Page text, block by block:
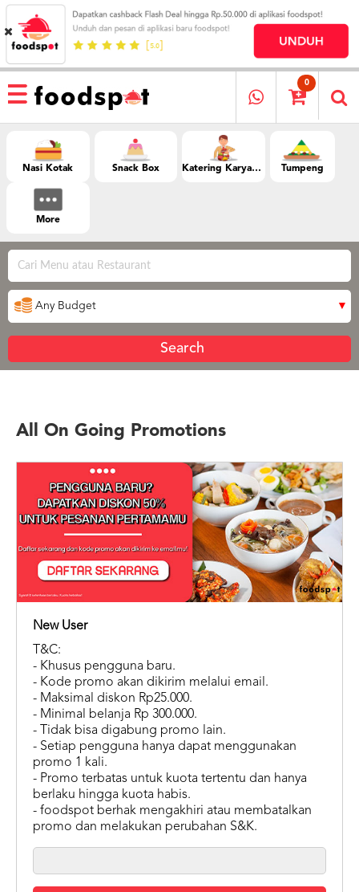
MENU
RESTAURANT
CARA
PESAN
KUALITAS
ULASAN
KATALOG
LOYALTY
PROGRAM
US
TERMS
CONDITIONS
DAFTAR
0
Nasi Kotak Snack Box Katering Karyawan Tumpeng
More
Search
All On Going Promotions
New User
T&C:
- Khusus pengguna baru.
- Kode promo akan dikirim melalui email.
- Maksimal diskon Rp25.000.
- Minimal belanja Rp 300.000.
- Tidak bisa digabung promo lain.
- Setiap pengguna hanya dapat menggunakan
promo 1 kali.
- Promo terbatas untuk kuota tertentu dan hanya
berlaku hingga kuota habis.
- foodspot berhak mengakhiri atau membatalkan
promo dan melakukan perubahan S&K.